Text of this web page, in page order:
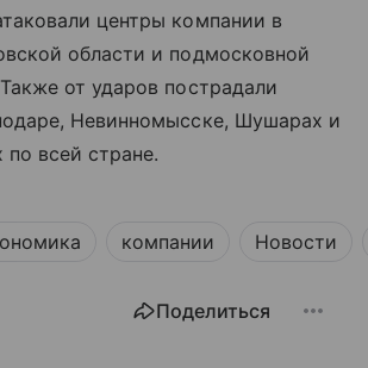
центры компании в
области и подмосковной
от ударов пострадали
Невинномысске, Шушарах и
по всей стране.
компании Новости
Поделиться